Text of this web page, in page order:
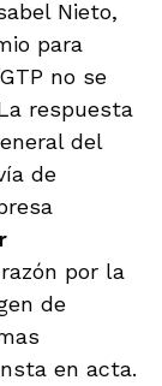
Nieto,
para
no se
respuesta
del
de
por la
de
en acta.